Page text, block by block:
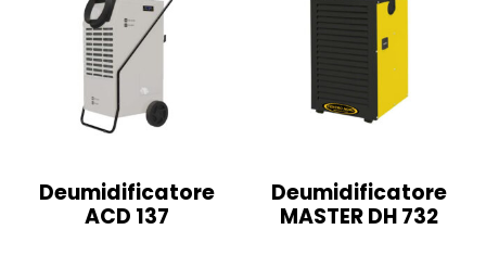
Deumidificatore
ACD 137
Deumidificatore
MASTER DH 732